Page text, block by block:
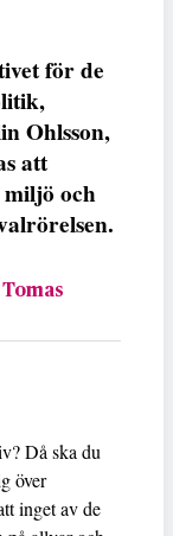
för de
Ohlsson,
att
miljö och
.
Då ska du
över
inget av de